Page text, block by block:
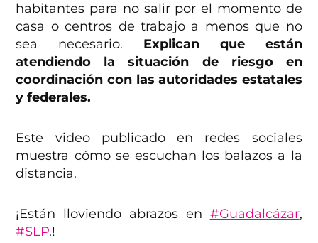
habitantes para no salir por el momento de
casa o centros de trabajo a menos que no
sea necesario. Explican que están
atendiendo la situación de riesgo en
coordinación con las autoridades estatales
y federales.
Este video publicado en redes sociales
muestra cómo se escuchan los balazos a la
distancia.
¡Están lloviendo abrazos en #Guadalcázar,
#SLP.!